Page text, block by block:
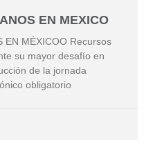
EN MEXICO
EN MÉXICOO Recursos
su mayor desafío en
de la jornada
obligatorio